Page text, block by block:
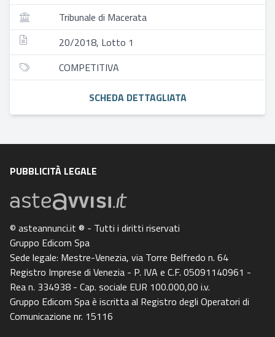
Tribunale di Macerata
20/2018, Lotto 1
COMPETITIVA
SCHEDA DETTAGLIATA
PUBBLICITÀ LEGALE
© asteannunci.it ® - Tutti i diritti riservati
Gruppo Edicom Spa
Sede legale: Mestre-Venezia, via Torre Belfredo n. 64
Registro Imprese di Venezia - P. IVA e C.F. 05091140961 -
Rea n. 334938 - Cap. sociale EUR 100.000,00 i.v.
Gruppo Edicom Spa è iscritta al Registro degli Operatori di
Comunicazione nr. 15116